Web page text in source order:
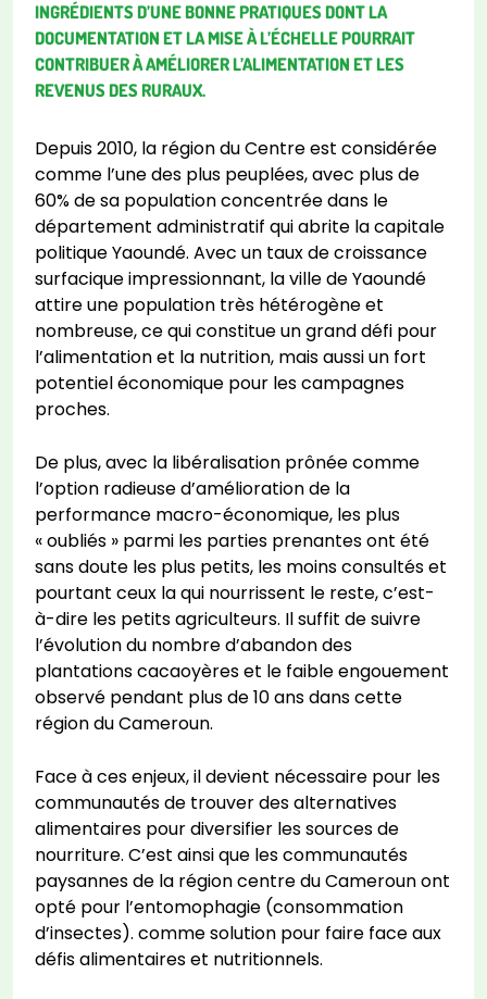
INGRÉDIENTS D’UNE BONNE PRATIQUES DONT LA
DOCUMENTATION ET LA MISE À L’ÉCHELLE POURRAIT
CONTRIBUER À AMÉLIORER L’ALIMENTATION ET LES
REVENUS DES RURAUX.
Depuis 2010, la région du Centre est considérée
comme l’une des plus peuplées, avec plus de
60% de sa population concentrée dans le
département administratif qui abrite la capitale
politique Yaoundé. Avec un taux de croissance
surfacique impressionnant, la ville de Yaoundé
attire une population très hétérogène et
nombreuse, ce qui constitue un grand défi pour
l’alimentation et la nutrition, mais aussi un fort
potentiel économique pour les campagnes
proches.
De plus, avec la libéralisation prônée comme
l’option radieuse d’amélioration de la
performance macro-économique, les plus
« oubliés » parmi les parties prenantes ont été
sans doute les plus petits, les moins consultés et
pourtant ceux la qui nourrissent le reste, c’est-
à-dire les petits agriculteurs. Il suffit de suivre
l’évolution du nombre d’abandon des
plantations cacaoyères et le faible engouement
observé pendant plus de 10 ans dans cette
région du Cameroun.
Face à ces enjeux, il devient nécessaire pour les
communautés de trouver des alternatives
alimentaires pour diversifier les sources de
nourriture. C’est ainsi que les communautés
paysannes de la région centre du Cameroun ont
opté pour l’entomophagie (consommation
d’insectes). comme solution pour faire face aux
défis alimentaires et nutritionnels.